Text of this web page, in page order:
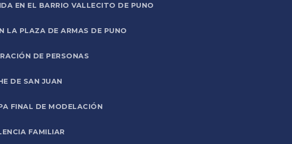
EN EL BARRIO VALLECITO DE PUNO
LA PLAZA DE ARMAS DE PUNO
DE PERSONAS
DE SAN JUAN
FINAL DE MODELACIÓN
FAMILIAR